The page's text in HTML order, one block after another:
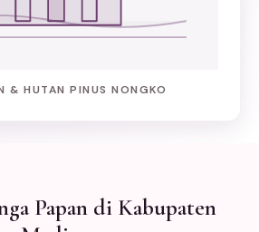
& HUTAN PINUS NONGKO
Papan di Kabupaten